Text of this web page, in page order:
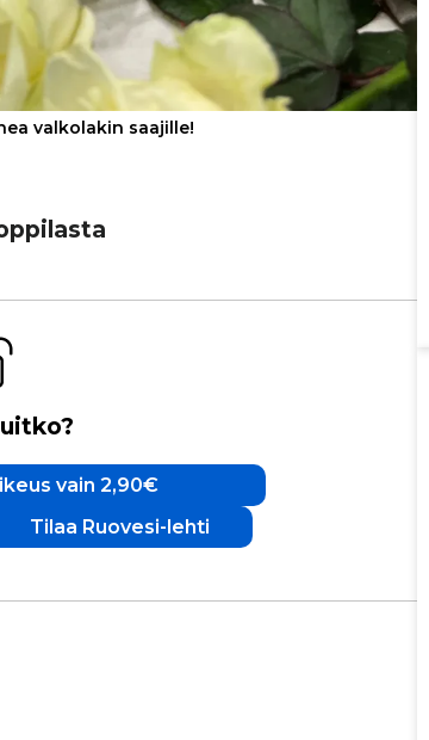
valkolakin saajille!
vain 2,90€
Tilaa Ruovesi-lehti